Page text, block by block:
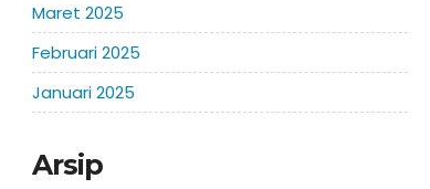
Maret 2025
Februari 2025
Januari 2025
Arsip